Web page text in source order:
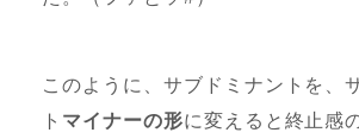
このように、サブドミナントを、
ト マイナーの形に変えると終止感